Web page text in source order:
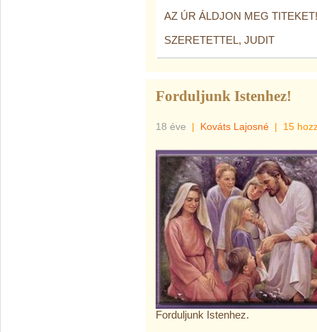
AZ ÚR ÁLDJON MEG TITEKET!
SZERETETTEL, JUDIT
Forduljunk Istenhez!
18 éve | Kováts Lajosné | 15
Forduljunk Istenhez.